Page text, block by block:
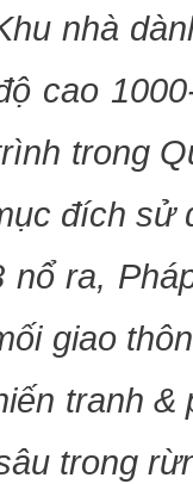
nhà
cao
trong
đích sử
nổ ra,
giao
tranh &
trong